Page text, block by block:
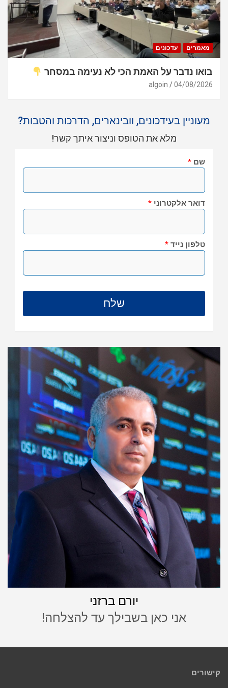
מאמרים עדכונים
בואו נדבר על האמת הכי לא נעימה במסחר
04/08/2026
algoin
מעוניין בעידכונים, וובינארים, הדרכות והטבות?
מלא את הטופס וניצור איתך קשר!
שם *
דואר אלקטרוני *
טלפון נייד *
יורם ברזני
אני כאן בשבילך עד להצלחה!
קישורים